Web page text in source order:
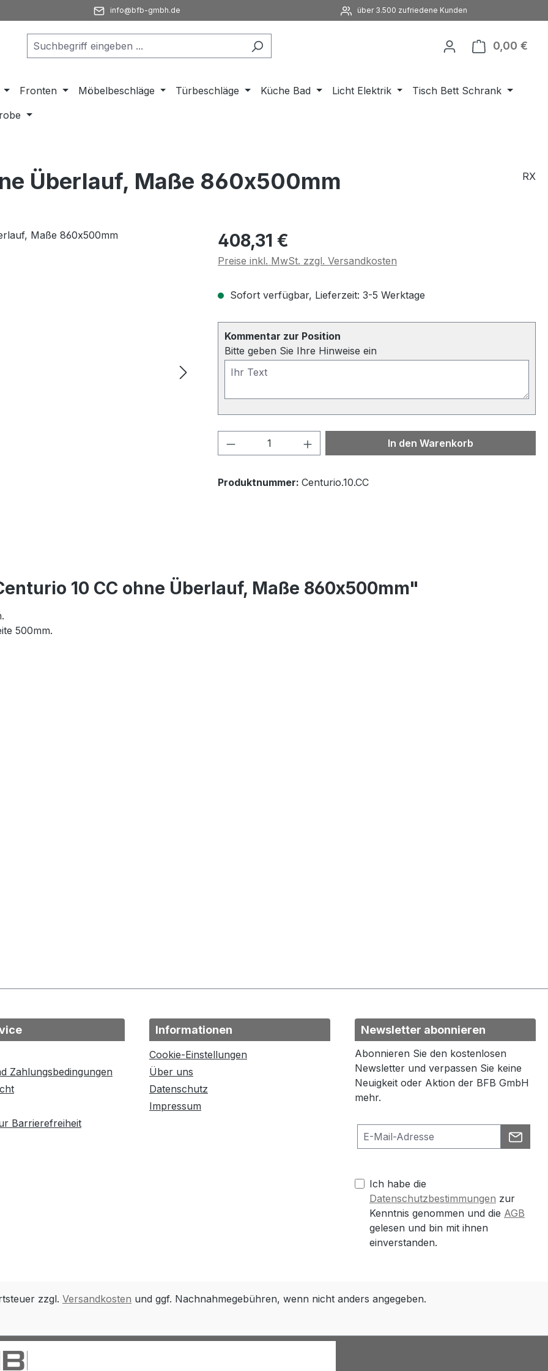
info@bfb-gmbh.de über 3.500 zufriedene Kunden
0,00 €
Fronten Möbelbeschläge Türbeschläge Küche Bad Licht Elektrik
Tisch Bett Schrank
Überlauf, Maße 860x500mm RX
Regulärer Preis:
408,31 €
Preise inkl. MwSt. zzgl. Versandkosten
Sofort verfügbar, Lieferzeit: 3-5 Werktage
Kommentar zur Position
Bitte geben Sie Ihre Hinweise ein
Produkt Anzahl: Gib den gewünschten Wert
In den Warenkorb
Produktnummer: Centurio.10.CC
10 CC ohne Überlauf, Maße 860x500mm"
500mm.
Zahlungsbedingungen
Barrierefreiheit
Informationen
Cookie-Einstellungen
Über uns
Datenschutz
Impressum
Newsletter abonnieren
Abonnieren Sie den kostenlosen
Newsletter und verpassen Sie keine
Neuigkeit oder Aktion der BFB GmbH
mehr.
Ich habe die
Datenschutzbestimmungen zur
Kenntnis genommen und die AGB
gelesen und bin mit ihnen
einverstanden.
zzgl. Versandkosten und ggf. Nachnahmegebühren, wenn nicht anders angegeben.